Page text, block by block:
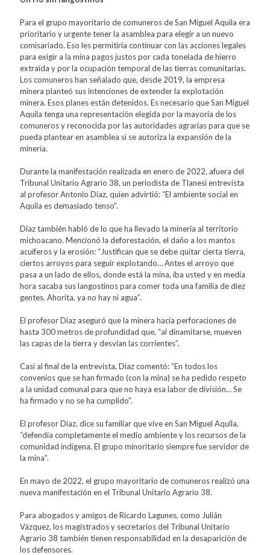
Para el grupo mayoritario de comuneros de San Miguel Aquila era
prioritario y urgente tener la asamblea para elegir a un nuevo
comisariado. Eso les permitiría continuar con las acciones legales
para exigir a la mina pagos justos por cada tonelada de hierro
extraída y por la ocupación temporal de las tierras comunitarias.
Los comuneros han señalado que, desde 2019, la empresa
minera planteó sus intenciones de extender la explotación
minera. Esos planes están detenidos. Es necesario que San Miguel
Aquila tenga una representación elegida por la mayoría de los
comuneros y reconocida por las autoridades agrarias para que se
pueda plantear en asamblea si se autoriza la expansión de la
minería.
Durante la manifestación realizada en enero de 2022, afuera del
Tribunal Unitario Agrario 38, un periodista de Tlanesi entrevista
al profesor Antonio Díaz, quien advirtió: “El ambiente social en
Aquila es demasiado tenso”.
Díaz también habló de lo que ha llevado la minería al territorio
michoacano. Mencionó la deforestación, el daño a los mantos
acuíferos y la erosión: “Justifican que se debe quitar cierta tierra,
ciertos arroyos para seguir explotando… Antes el arroyo que
pasa a un lado de ellos, donde está la mina, iba usted y en media
hora sacaba sus langostinos para comer toda una familia de diez
gentes. Ahorita, ya no hay ni agua”.
El profesor Díaz aseguró que la minera hacía perforaciones de
hasta 300 metros de profundidad que, “al dinamitarse, mueven
las capas de la tierra y desvían las corrientes”.
Casi al final de la entrevista, Díaz comentó: “En todos los
convenios que se han firmado (con la mina) se ha pedido respeto
a la unidad comunal para que no haya esa labor de división… Se
ha firmado y no se ha cumplido”.
El profesor Díaz, dice su familiar que vive en San Miguel Aquila,
“defendía completamente el medio ambiente y los recursos de la
comunidad indígena. El grupo minoritario siempre fue servidor de
la mina”.
En mayo de 2022, el grupo mayoritario de comuneros realizó una
nueva manifestación en el Tribunal Unitario Agrario 38.
Para abogados y amigos de Ricardo Lagunes, como Julián
Vázquez, los magistrados y secretarios del Tribunal Unitario
Agrario 38 también tienen responsabilidad en la desaparición de
los defensores.